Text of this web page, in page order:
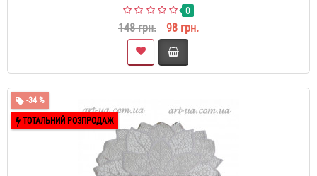
0
148 грн. 98 грн.
-34 %
ТОТАЛЬНИЙ РОЗПРОДАЖ